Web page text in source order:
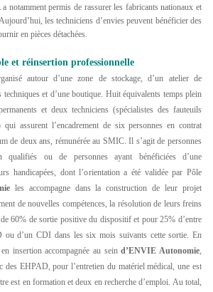
notamment permis de rassurer les fabricants nationaux et
les techniciens d’envies peuvent bénéficier des
en pièces détachées.
et réinsertion professionnelle
autour d’une zone de stockage, d’un atelier de
techniques et d’une boutique. Huit équivalents temps plein
et deux techniciens (spécialistes des fauteuils
qui assurent l’encadrement de six personnes en contrat
de deux ans, rémunérée au SMIC. Il s’agit de personnes
ou de personnes ayant bénéficiées d’une
handicapées, dont l’orientation a été validée par Pôle
les accompagne dans la construction de leur projet
de nouvelles compétences, la résolution de leurs freins
60% de sortie positive du dispositif et pour 25% d’entre
ou d’un CDI dans les six mois suivants cette sortie. En
insertion accompagnée au seind’ENVIE Autonomie,
EHPAD, pour l’entretien du matériel médical, une est
est en formation et deux en recherche d’emploi. Au total,